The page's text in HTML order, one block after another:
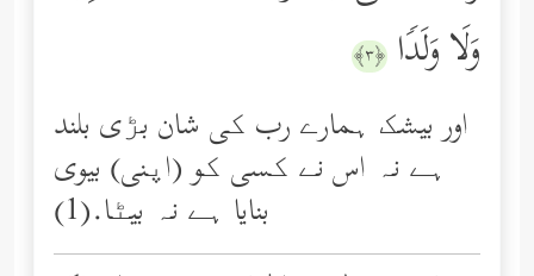
وَلَا وَلَدࣰا ﴿٣﴾
اور بیشک ہمارے رب کی شان بڑی بلند
ہے نہ اس نے کسی کو (اپنی) بیوی
بنایا ہے نہ بیٹا.(1)